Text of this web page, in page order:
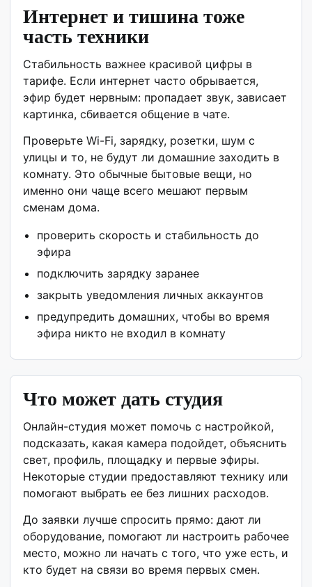
Интернет и тишина тоже
часть техники
Стабильность важнее красивой цифры в
тарифе. Если интернет часто обрывается,
эфир будет нервным: пропадает звук, зависает
картинка, сбивается общение в чате.
Проверьте Wi-Fi, зарядку, розетки, шум с
улицы и то, не будут ли домашние заходить в
комнату. Это обычные бытовые вещи, но
именно они чаще всего мешают первым
сменам дома.
проверить скорость и стабильность до
эфира
подключить зарядку заранее
закрыть уведомления личных аккаунтов
предупредить домашних, чтобы во время
эфира никто не входил в комнату
Что может дать студия
Онлайн-студия может помочь с настройкой,
подсказать, какая камера подойдет, объяснить
свет, профиль, площадку и первые эфиры.
Некоторые студии предоставляют технику или
помогают выбрать ее без лишних расходов.
До заявки лучше спросить прямо: дают ли
оборудование, помогают ли настроить рабочее
место, можно ли начать с того, что уже есть, и
кто будет на связи во время первых смен.